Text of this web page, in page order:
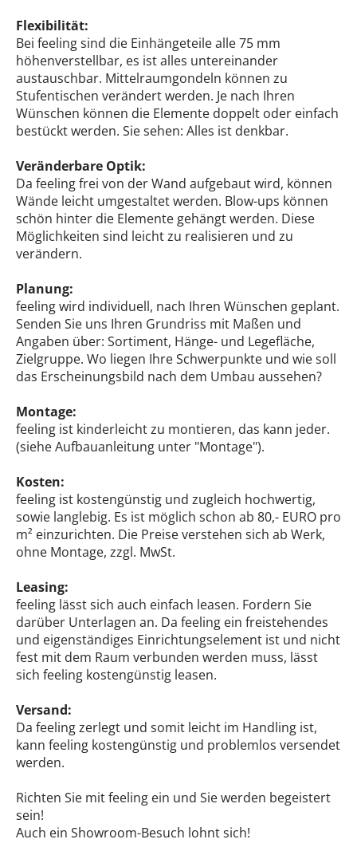
Flexibilität:
Bei feeling sind die Einhängeteile alle 75 mm
höhenverstellbar, es ist alles untereinander
austauschbar. Mittelraumgondeln können zu
Stufentischen verändert werden. Je nach Ihren
Wünschen können die Elemente doppelt oder einfach
bestückt werden. Sie sehen: Alles ist denkbar.
Veränderbare Optik:
Da feeling frei von der Wand aufgebaut wird, können
Wände leicht umgestaltet werden. Blow-ups können
schön hinter die Elemente gehängt werden. Diese
Möglichkeiten sind leicht zu realisieren und zu
verändern.
Planung:
feeling wird individuell, nach Ihren Wünschen geplant.
Senden Sie uns Ihren Grundriss mit Maßen und
Angaben über: Sortiment, Hänge- und Legefläche,
Zielgruppe. Wo liegen Ihre Schwerpunkte und wie soll
das Erscheinungsbild nach dem Umbau aussehen?
Montage:
feeling ist kinderleicht zu montieren, das kann jeder.
(siehe Aufbauanleitung unter "Montage").
Kosten:
feeling ist kostengünstig und zugleich hochwertig,
sowie langlebig. Es ist möglich schon ab 80,- EURO pro
m² einzurichten. Die Preise verstehen sich ab Werk,
ohne Montage, zzgl. MwSt.
Leasing:
feeling lässt sich auch einfach leasen. Fordern Sie
darüber Unterlagen an. Da feeling ein freistehendes
und eigenständiges Einrichtungselement ist und nicht
fest mit dem Raum verbunden werden muss, lässt
sich feeling kostengünstig leasen.
Versand:
Da feeling zerlegt und somit leicht im Handling ist,
kann feeling kostengünstig und problemlos versendet
werden.
Richten Sie mit feeling ein und Sie werden begeistert
sein!
Auch ein Showroom-Besuch lohnt sich!